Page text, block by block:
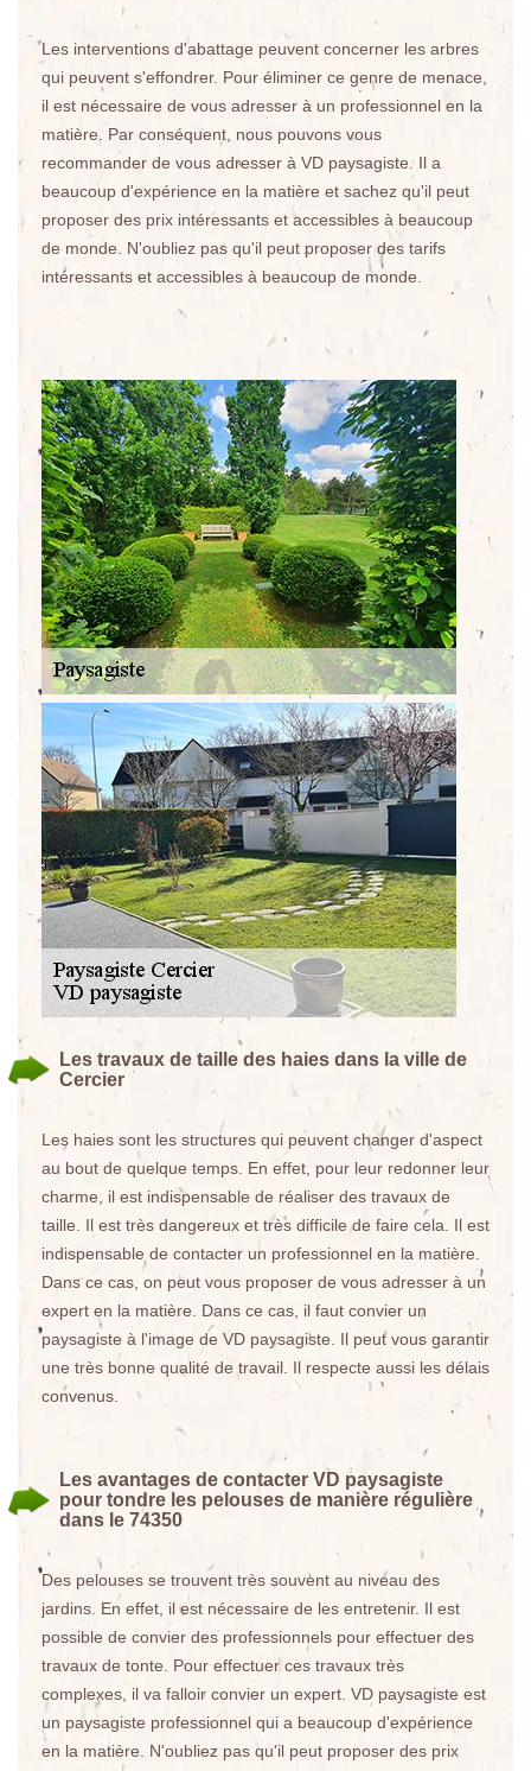
Les interventions d'abattage peuvent concerner les arbres
qui peuvent s'effondrer. Pour éliminer ce genre de menace,
il est nécessaire de vous adresser à un professionnel en la
matière. Par conséquent, nous pouvons vous
recommander de vous adresser à VD paysagiste. Il a
beaucoup d'expérience en la matière et sachez qu'il peut
proposer des prix intéressants et accessibles à beaucoup
de monde. N'oubliez pas qu'il peut proposer des tarifs
intéressants et accessibles à beaucoup de monde.
Les travaux de taille des haies dans la ville de
Cercier
Les haies sont les structures qui peuvent changer d'aspect
au bout de quelque temps. En effet, pour leur redonner leur
charme, il est indispensable de réaliser des travaux de
taille. Il est très dangereux et très difficile de faire cela. Il est
indispensable de contacter un professionnel en la matière.
Dans ce cas, on peut vous proposer de vous adresser à un
expert en la matière. Dans ce cas, il faut convier un
paysagiste à l'image de VD paysagiste. Il peut vous garantir
une très bonne qualité de travail. Il respecte aussi les délais
convenus.
Les avantages de contacter VD paysagiste
pour tondre les pelouses de manière régulière
dans le 74350
Des pelouses se trouvent très souvent au niveau des
jardins. En effet, il est nécessaire de les entretenir. Il est
possible de convier des professionnels pour effectuer des
travaux de tonte. Pour effectuer ces travaux très
complexes, il va falloir convier un expert. VD paysagiste est
un paysagiste professionnel qui a beaucoup d'expérience
en la matière. N'oubliez pas qu'il peut proposer des prix